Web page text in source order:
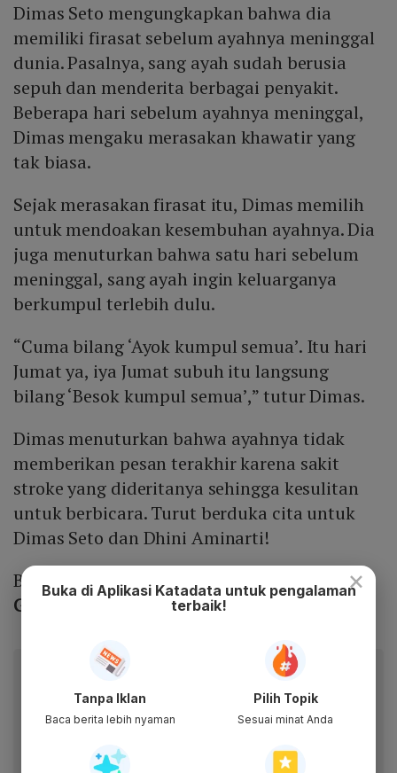
Dimas Seto mengungkapkan bahwa dia
memiliki firasat sebelum ayahnya meninggal
dunia. Pasalnya, sang ayah sudah berusia
sepuh dan menderita berbagai penyakit.
Beberapa hari sebelum ayahnya meninggal,
Dimas mengaku merasakan khawatir yang
tak biasa.
Sejak merasakan firasat itu, Dimas memilih
untuk mendoakan kesembuhan ayahnya. Dia
juga menuturkan bahwa satu hari sebelum
meninggal, sang ayah ingin keluarganya
berkumpul terlebih dulu.
“Cuma bilang ‘Ayok kumpul semua’. Itu hari
Jumat ya, iya Jumat subuh itu langsung
bilang ‘Besok kumpul semua’,” tutur Dimas.
Dimas menuturkan bahwa ayahnya tidak
memberikan pesan terakhir karena sakit
stroke yang dideritanya sehingga kesulitan
untuk berbicara. Turut berduka cita untuk
Dimas Seto dan Dhini Aminarti!
Baca Juga:4 Momen Pilu Ibu Clay dan Cole
Gribble Meninggal, Pemain DJS Melayat
Baca artikel ini lewat aplikasi mobile.
Dapatkan pengalaman membaca lebih nyaman dan nikmati
fitur menarik lainnya lewat aplikasi mobile Katadata.
×
Buka di Aplikasi Katadata untuk pengalaman
terbaik!
Tanpa Iklan
Baca berita lebih nyaman
Pilih Topik
Sesuai minat Anda